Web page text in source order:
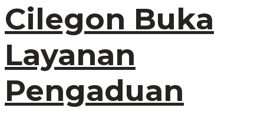
Cilegon Buka
Layanan
Pengaduan